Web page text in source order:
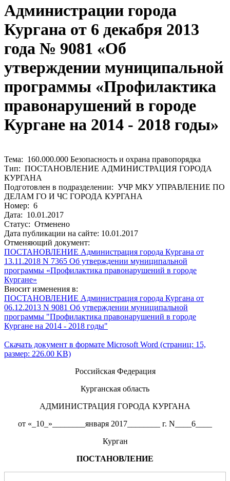
Администрации города
Кургана от 6 декабря 2013
года № 9081 «Об
утверждении муниципальной
программы «Профилактика
правонарушений в городе
Кургане на 2014 - 2018 годы»
Тема: 160.000.000 Безопасность и охрана правопорядка
Тип: ПОСТАНОВЛЕНИЕ АДМИНИСТРАЦИЯ ГОРОДА
КУРГАНА
Подготовлен в подразделении: УЧР МКУ УПРАВЛЕНИЕ ПО
ДЕЛАМ ГО И ЧС ГОРОДА КУРГАНА
Номер: 6
Дата: 10.01.2017
Статус: Отменено
Дата публикации на сайте: 10.01.2017
Отменяющий документ:
ПОСТАНОВЛЕНИЕ Администрация города Кургана от
13.11.2018 N 7365 Об утверждении муниципальной
программы «Профилактика правонарушений в городе
Кургане»
Вносит изменения в:
ПОСТАНОВЛЕНИЕ Администрация города Кургана от
06.12.2013 N 9081 Об утверждении муниципальной
программы "Профилактика правонарушений в городе
Кургане на 2014 - 2018 годы"
Скачать документ в формате Microsoft Word (страниц: 15,
размер: 226.00 KB)
Российская Федерация
Курганская область
АДМИНИСТРАЦИЯ ГОРОДА КУРГАНА
от «_10_»________января 2017________ г. N____6____
Курган
ПОСТАНОВЛЕНИЕ